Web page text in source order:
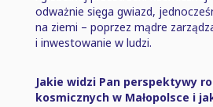
odważnie sięga gwiazd,
na ziemi ⁠–⁠ poprzez mądre
i inwestowanie w ludzi.
Jakie widzi Pan perspektywy
kosmicznych w Małopolsce i